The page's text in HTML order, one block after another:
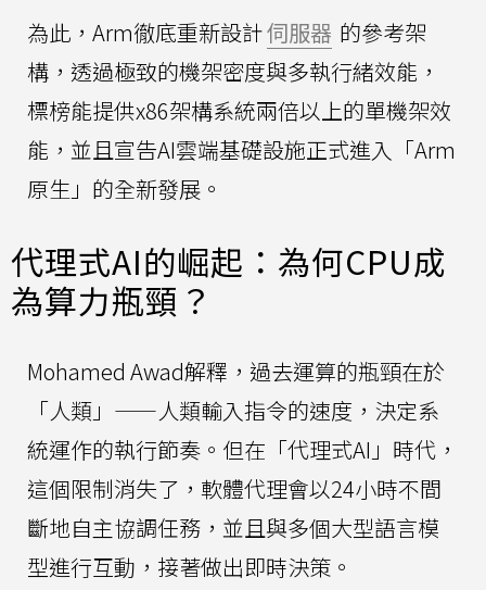
為此，Arm徹底重新設計伺服器 的參考架
構，透過極致的機架密度與多執行緒效能，
標榜能提供x86架構系統兩倍以上的單機架效
能，並且宣告AI雲端基礎設施正式進入「Arm
原生」的全新發展。
代理式AI的崛起：為何CPU成
為算力瓶頸？
Mohamed Awad解釋，過去運算的瓶頸在於
「人類」——人類輸入指令的速度，決定系
統運作的執行節奏。但在「代理式AI」時代，
這個限制消失了，軟體代理會以24小時不間
斷地自主協調任務，並且與多個大型語言模
型進行互動，接著做出即時決策。